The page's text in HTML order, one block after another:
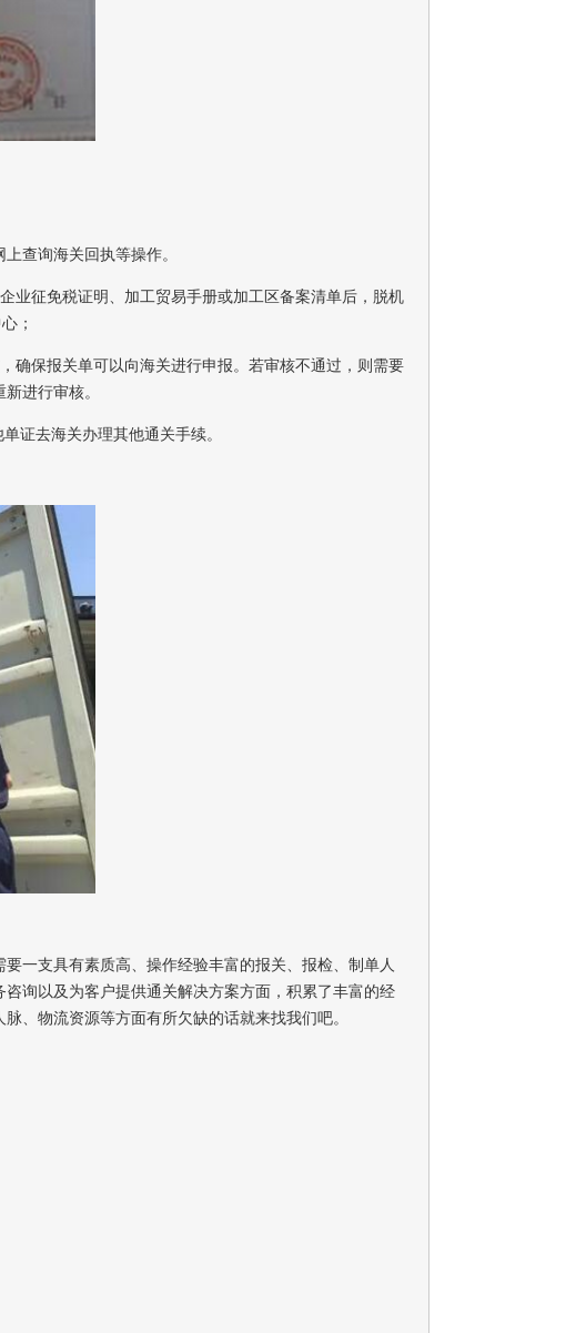
查询海关回执等操作。
业征免税证明、加工贸易手册或加工区备案清单后，脱机
；
确保报关单可以向海关进行申报。若审核不通过，则需要
进行审核。
证去海关办理其他通关手续。
一支具有素质高、操作经验丰富的报关、报检、制单人
询以及为客户提供通关解决方案方面，积累了丰富的经
、物流资源等方面有所欠缺的话就来找我们吧。